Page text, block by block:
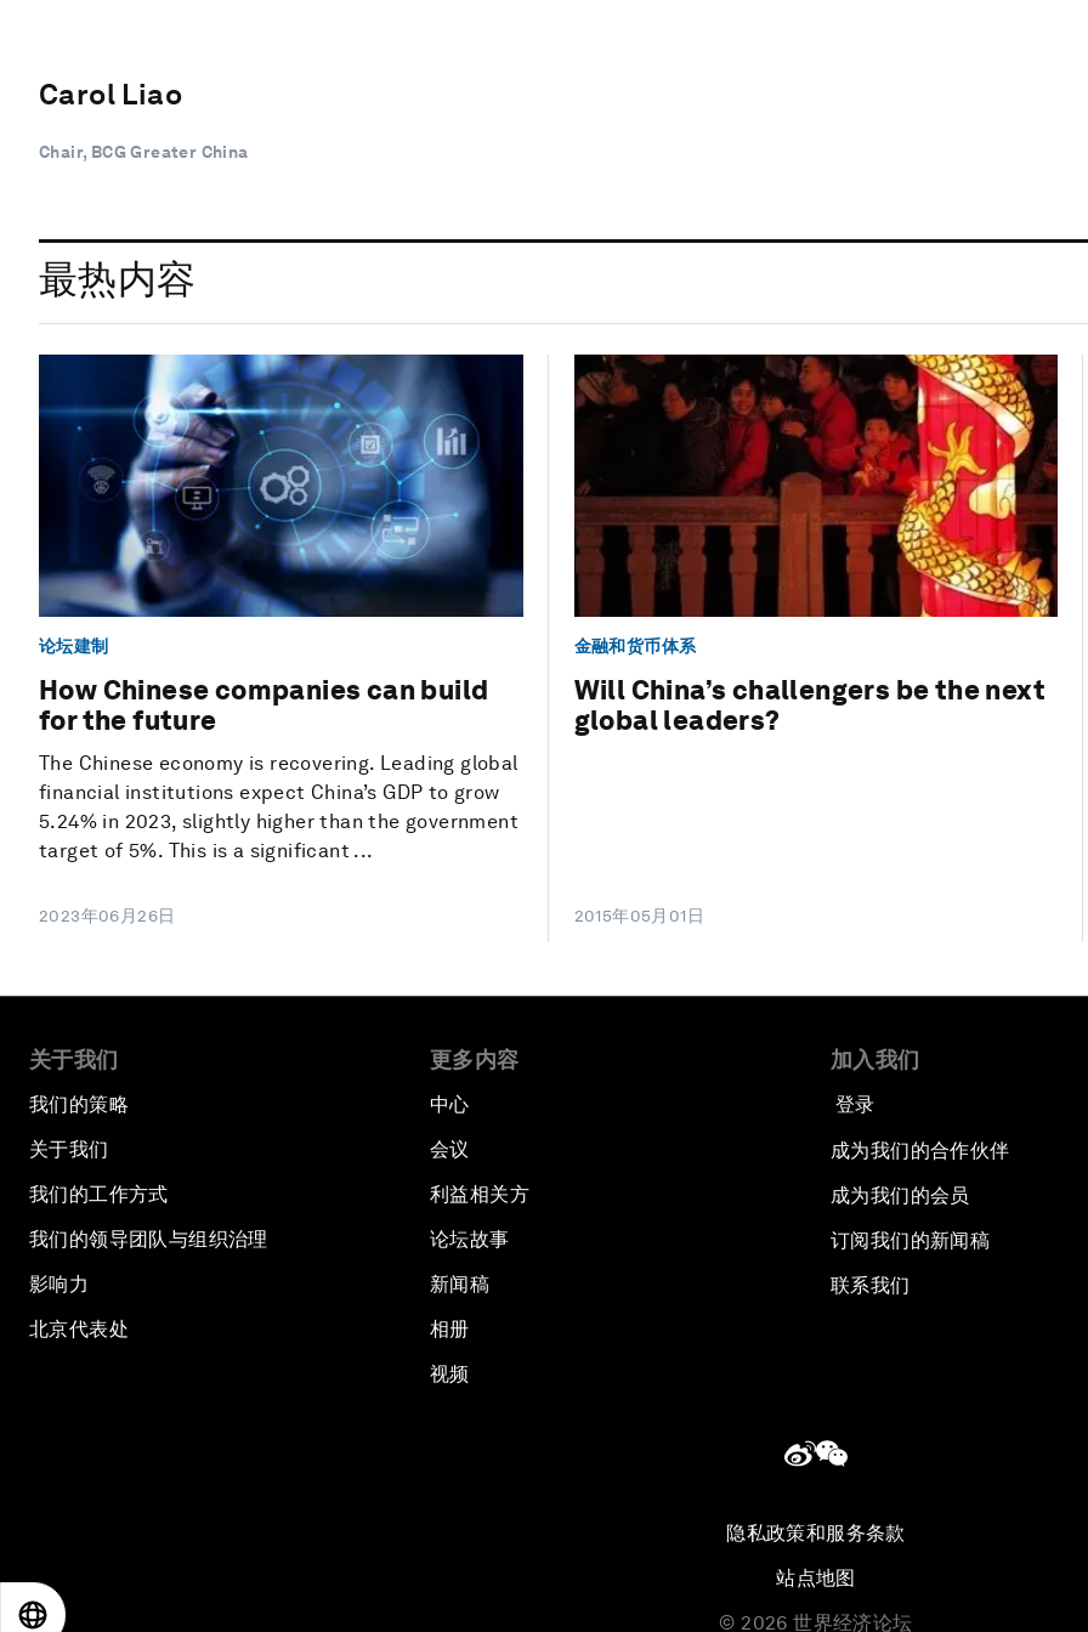
Carol Liao
Chair, BCG Greater China
最热内容
论坛建制
How Chinese companies can build
for the future
The Chinese economy is recovering. Leading global
financial institutions expect China’s GDP to grow
5.24% in 2023, slightly higher than the government
target of 5%. This is a significant ...
2023年06月26日
金融和货币体系
Will China’s challengers be the next
global leaders?
2015年05月01日
关于我们
我们的策略
关于我们
我们的工作方式
我们的领导团队与组织治理
影响力
北京代表处
更多内容
中心
会议
利益相关方
论坛故事
新闻稿
相册
视频
加入我们
登录
成为我们的合作伙伴
成为我们的会员
订阅我们的新闻稿
联系我们
隐私政策和服务条款
站点地图
© 2026 世界经济论坛